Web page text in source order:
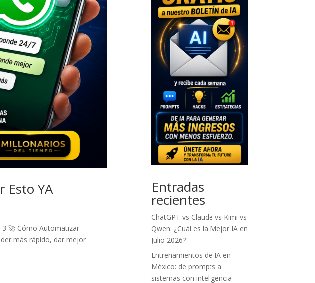
Esto YA
🚀 Cómo Automatizar
más rápido, dar mejor
Entradas
recientes
ChatGPT vs Claude vs Kimi vs
Qwen: ¿Cuál es la Mejor IA en
Julio 2026?
Entrenamientos de IA en
México: de prompts a
sistemas con inteligencia